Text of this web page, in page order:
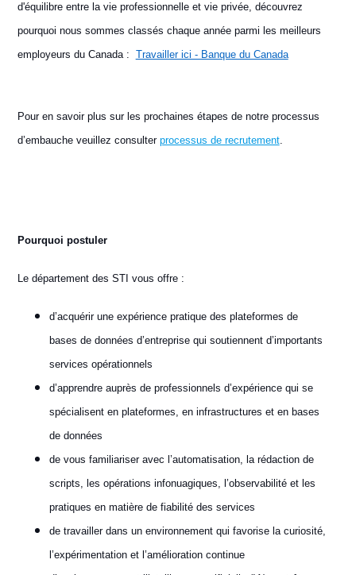
d'équilibre entre la vie professionnelle et vie privée, découvrez
pourquoi nous sommes classés chaque année parmi les meilleurs
employeurs du Canada : Travailler ici - Banque du Canada
Pour en savoir plus sur les prochaines étapes de notre processus
d’embauche veuillez consulter processus de recrutement.
Pourquoi postuler
Le département des STI vous offre :
d’acquérir une expérience pratique des plateformes de
bases de données d’entreprise qui soutiennent d’importants
services opérationnels
d’apprendre auprès de professionnels d’expérience qui se
spécialisent en plateformes, en infrastructures et en bases
de données
de vous familiariser avec l’automatisation, la rédaction de
scripts, les opérations infonuagiques, l’observabilité et les
pratiques en matière de fiabilité des services
de travailler dans un environnement qui favorise la curiosité,
l’expérimentation et l’amélioration continue